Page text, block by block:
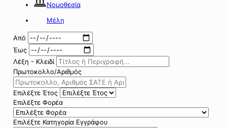
Νομοθεσία
Μέλη
Από
Έως
Λέξη - Κλειδί
Πρωτοκολλο/Αριθμός
Επιλέξτε Έτος
Επιλέξτε Φορέα
Επιλέξτε Κατηγορία Εγγράφου